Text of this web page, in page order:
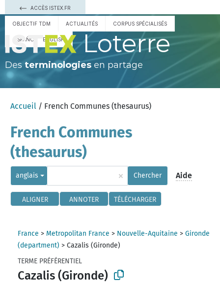
ACCÈS ISTEX.FR
OBJECTIF TDM ACTUALITÉS CORPUS SPÉCIALISÉS
ESPAÑOL ENGLISH Loterre
Des terminologies en partage
Accueil / French Communes (thesaurus)
French Communes
(thesaurus)
anglais × Chercher Aide
ALIGNER ANNOTER TÉLÉCHARGER
France > Metropolitan France > Nouvelle-Aquitaine >Gironde
(department) >Cazalis (Gironde)
TERME PRÉFÉRENTIEL
Cazalis (Gironde)